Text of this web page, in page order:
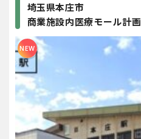
埼玉県本庄市
商業施設内医療モール計画
NEW